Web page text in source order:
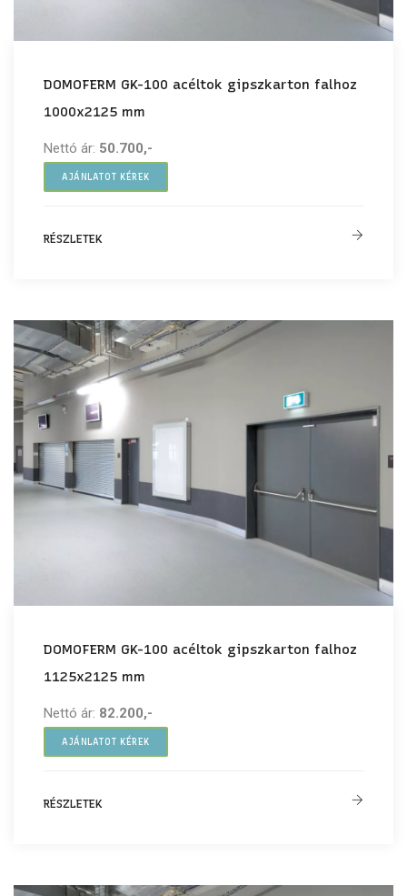
DOMOFERM GK-100 acéltok gipszkarton falhoz
1000x2125 mm
Nettó ár: 50.700,-
AJÁNLATOT KÉREK
RÉSZLETEK
DOMOFERM GK-100 acéltok gipszkarton falhoz
1125x2125 mm
Nettó ár: 82.200,-
AJÁNLATOT KÉREK
RÉSZLETEK